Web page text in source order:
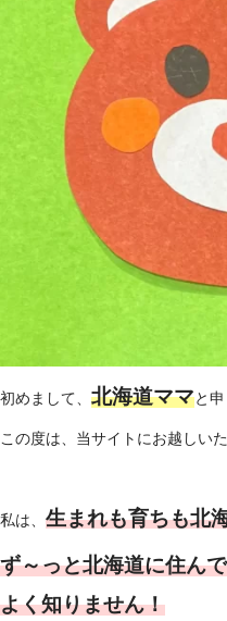
初めまして、 北海道ママと申
この度は、当サイトにお越しい
私は、 生まれも育ちも北
ず～っと北海道に住ん
よく知りません！